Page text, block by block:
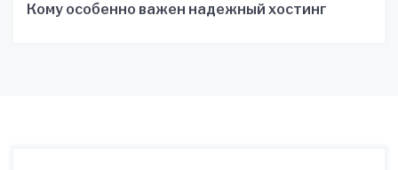
Кому особенно важен надежный хостинг